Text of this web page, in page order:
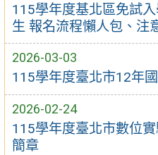
115學年度基北區免試
生 報名流程懶人包、注
2026-03-03
115學年度臺北市12年
2026-02-24
115學年度臺北市數位
簡章